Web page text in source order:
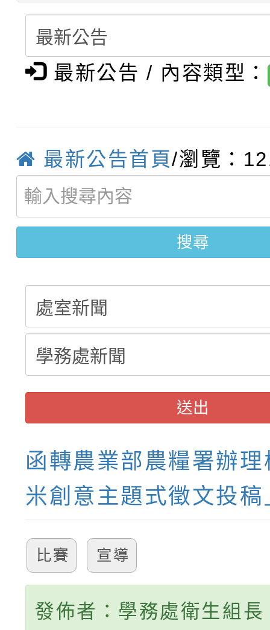
結果(第4招)
學年度第1學期第7次代
結果(第12招)
轉知：桃園市115學年
賽及師生本土語及新住
賽實施要點
轉知：「桃園市115學
比賽實施要點」
轉知：「115年金融知
城市手牽手，綠能透明
畫影片一案
轉知：「115學年度全
劇比賽實施要點」及修
表
轉知：桃園市115年度
敬師藝文競賽』實施計
【甄選結果(第11招)】
學年度第1學期第7次代
結果(第11招)
【甄選結果(第3招)】
學年度第1學期第9次代
結果(第3招)
最新公告 / 內容類型：
最新公告首頁/瀏覽：
搜尋
送出
函轉農業部農糧署辦
米創意主題式徵文投
比賽 宣導
發佈者：學務處衛生組長